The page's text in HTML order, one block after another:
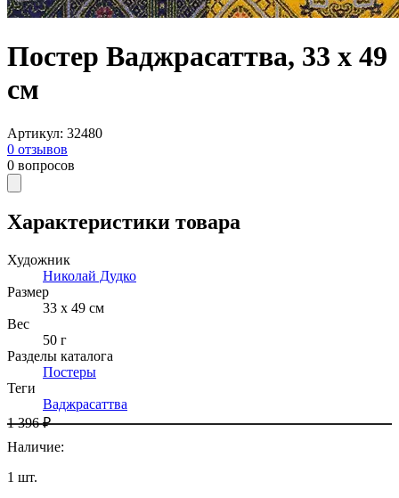
Постер Ваджрасаттва, 33 х 49
см
Артикул: 32480
0 отзывов
0 вопросов
Характеристики товара
Художник
Николай Дудко
Размер
33 х 49 см
Вес
50 г
Разделы каталога
Постеры
Теги
Ваджрасаттва
1 396 ₽
Наличие:
1 шт.